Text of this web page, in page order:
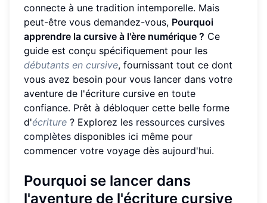
connecte à une tradition intemporelle. Mais
peut-être vous demandez-vous, Pourquoi
apprendre la cursive à l'ère numérique ? Ce
guide est conçu spécifiquement pour les
débutants en cursive, fournissant tout ce dont
vous avez besoin pour vous lancer dans votre
aventure de l'écriture cursive en toute
confiance. Prêt à débloquer cette belle forme
d'écriture ? Explorez les ressources cursives
complètes disponibles ici même pour
commencer votre voyage dès aujourd'hui.
Pourquoi se lancer dans
l'aventure de l'écriture cursive